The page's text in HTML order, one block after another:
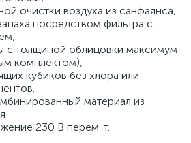
очистки воздуха из санфаянса;
посредством фильтра с
с толщиной облицовки максимум
комплектом);
кубиков без хлора или
материал из
230 В перем. т.